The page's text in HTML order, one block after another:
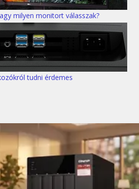
milyen monitort válasszak?
tudni érdemes